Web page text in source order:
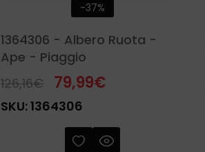
-37%
1364306 - Albero Ruota -
Ape - Piaggio
126,16€ 79,99€
SKU:1364306